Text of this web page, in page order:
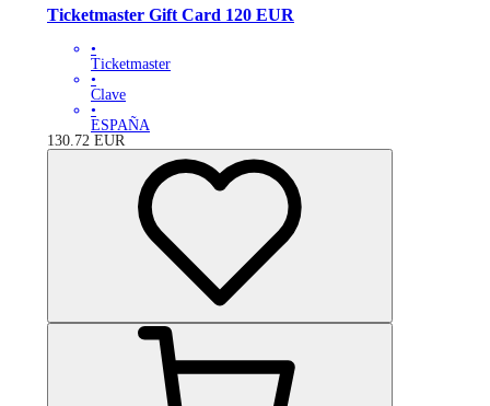
Ticketmaster Gift Card 120 EUR
•
Ticketmaster
•
Clave
•
ESPAÑA
130.72 EUR